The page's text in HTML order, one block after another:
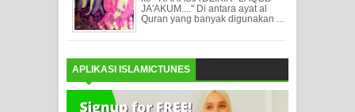
JA'AKUM...." Di antara ayat al
Quran yang banyak digunakan ...
APLIKASI ISLAMICTUNES